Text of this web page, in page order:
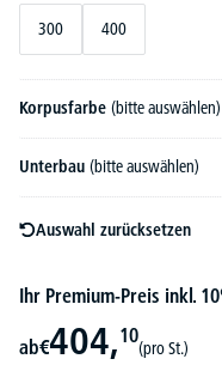
300 400
Korpusfarbe (bitte auswählen)
Unterbau (bitte auswählen)
Auswahl zurücksetzen
Ihr Premium-Preis inkl.
ab€404,10
(pro St.)